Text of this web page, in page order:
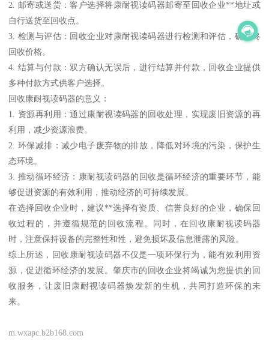
2. 邮寄或送货：客户选择将康耐视读码器邮寄至回收企业**地址或
自行送货至回收点。
3. 检测与评估：回收企业对康耐视读码器进行检测和评估，确定终
回收价格。
4. 结算与付款：双方确认无误后，进行结算并付款，回收企业提供
多种付款方式供客户选择。
回收康耐视读码器的意义：
1. 资源再利用：通过康耐视读码器的回收处理，实现废旧资源的再
利用，减少资源浪费。
2. 环保减排：减少电子废弃物的排放，降低对环境的污染，保护生
态环境。
3. 推动循环经济：康耐视读码器的回收是循环经济的重要环节，能
够促进资源的有效利用，推动经济的可持续发展。
在选择回收企业时，建议**选择有资质、信誉良好的企业，确保回
收过程的，并遵循规范的回收流程。同时，在回收康耐视读码器
时，注意保持设备的完整性和性，避免损坏及信息泄露的风险。
综上所述，回收康耐视读码器不仅是一项环保行为，能有效利用资
源，促进循环经济的发展。肇庆市的回收企业将竭诚为您提供的回
收服务，让废旧康耐视读码器焕发新的生机，共同打造环保的未
来。
m.wxapc.b2b168.com